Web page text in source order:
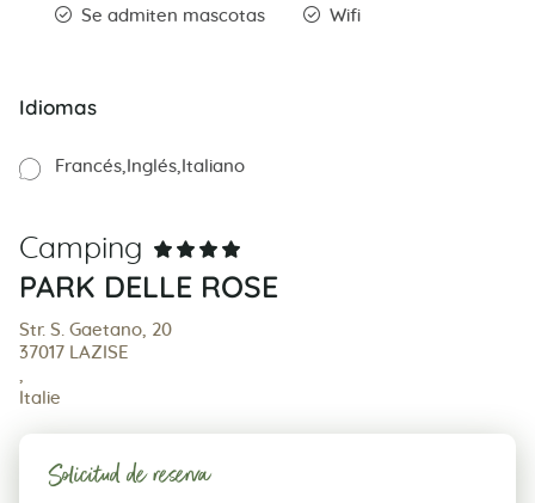
Se admiten mascotas
Wifi
Idiomas
Francés Inglés Italiano
Camping
PARK DELLE ROSE
Str. S. Gaetano, 20
37017 LAZISE
Italie
Solicitud de reserva